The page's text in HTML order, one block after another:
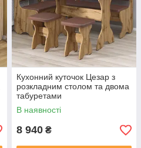
Кухонний куточок Цезар з
розкладним столом та двома
табуретами
В наявності
8 940 ₴